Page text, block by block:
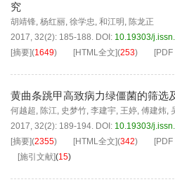
究
胡靖锋, 杨红丽, 徐学忠, 和江明 , 陈龙正
2017, 32(2): 185-188. DOI: 10.19303/
[摘要](1649) [HTML全文](253) [PDF
黄曲条跳甲高致病力绿僵菌的筛选
何越超, 陈江, 史梦竹, 李建宇, 王婷, 傅建炜,
2017, 32(2): 189-194. DOI: 10.19303/
[摘要](2355) [HTML全文](342) [PDF
[施引文献](15)